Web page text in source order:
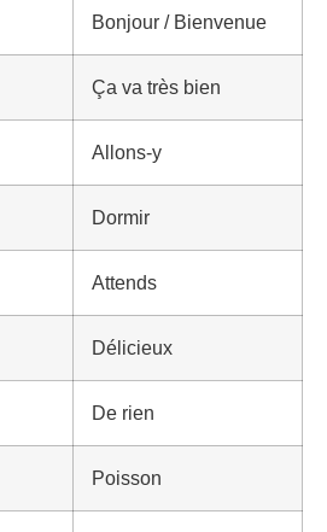
Bonjour / Bienvenue
Ça va très bien
Allons-y
Dormir
Attends
Délicieux
De rien
Poisson